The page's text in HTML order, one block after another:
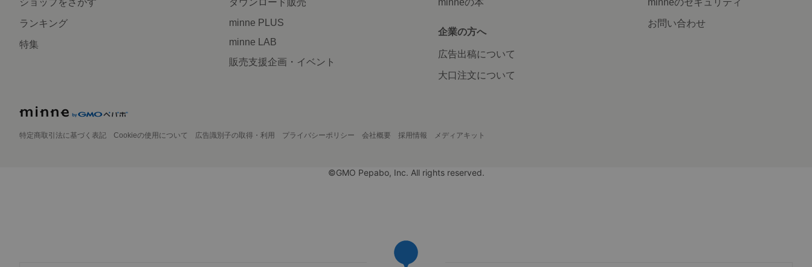
ランキング
特集
minne PLUS
minne LAB
販売支援企画・イベント
企業の方へ
広告出稿について
大口注文について
お問い合わせ
特定商取引法に基づく表記 Cookieの使用について 広告識別子の取得・利用 プライバシーポリシー 会社概要 採用情報 メディアキット
©GMO Pepabo, Inc. All rights reserved.